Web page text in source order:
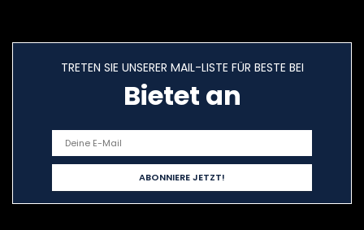
TRETEN SIE UNSERER MAIL-LISTE FÜR BESTE BEI
Bietet an